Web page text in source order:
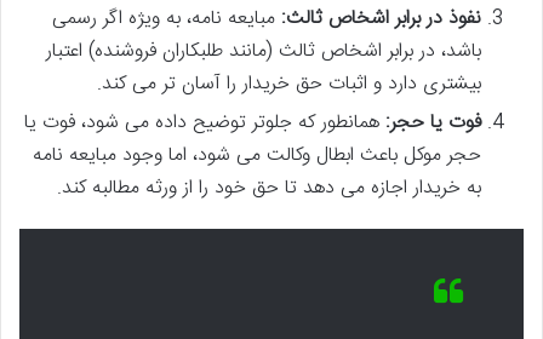
نفوذ در برابر اشخاص ثالث: مبایعه نامه، به ویژه اگر رسمی
باشد، در برابر اشخاص ثالث (مانند طلبکاران فروشنده) اعتبار
بیشتری دارد و اثبات حق خریدار را آسان تر می کند.
فوت یا حجر: همانطور که جلوتر توضیح داده می شود، فوت یا
حجر موکل باعث ابطال وکالت می شود، اما وجود مبایعه نامه
به خریدار اجازه می دهد تا حق خود را از ورثه مطالبه کند.